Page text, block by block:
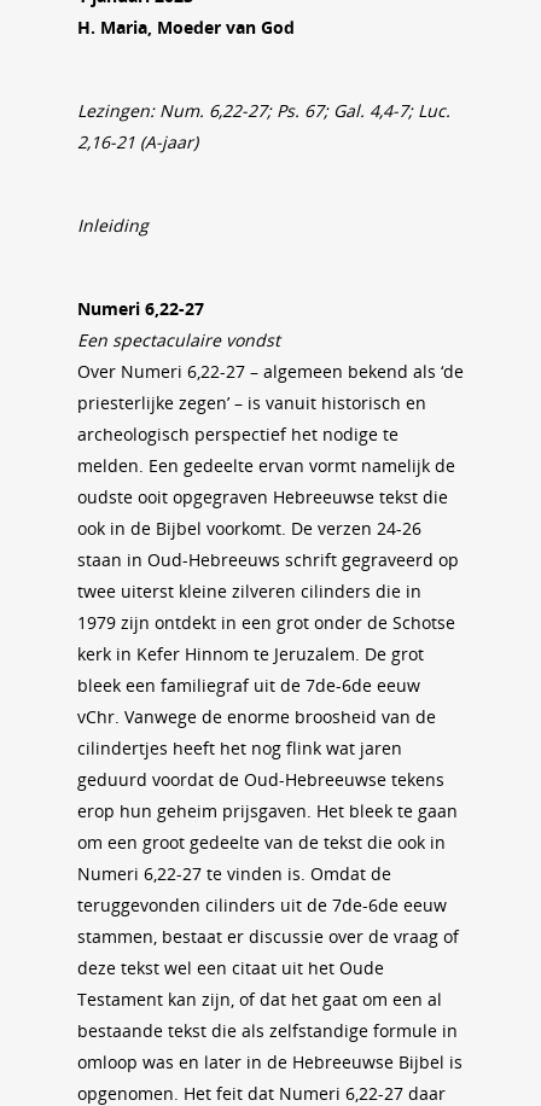
H. Maria, Moeder van God
Lezingen: Num. 6,22-27; Ps. 67; Gal. 4,4-7; Luc.
2,16-21 (A-jaar)
Inleiding
Numeri 6,22-27
Een spectaculaire vondst
Over Numeri 6,22-27 – algemeen bekend als ‘de
priesterlijke zegen’ – is vanuit historisch en
archeologisch perspectief het nodige te
melden. Een gedeelte ervan vormt namelijk de
oudste ooit opgegraven Hebreeuwse tekst die
ook in de Bijbel voorkomt. De verzen 24-26
staan in Oud-Hebreeuws schrift gegraveerd op
twee uiterst kleine zilveren cilinders die in
1979 zijn ontdekt in een grot onder de Schotse
kerk in Kefer Hinnom te Jeruzalem. De grot
bleek een familiegraf uit de 7de-6de eeuw
vChr. Vanwege de enorme broosheid van de
cilindertjes heeft het nog flink wat jaren
geduurd voordat de Oud-Hebreeuwse tekens
erop hun geheim prijsgaven. Het bleek te gaan
om een groot gedeelte van de tekst die ook in
Numeri 6,22-27 te vinden is. Omdat de
teruggevonden cilinders uit de 7de-6de eeuw
stammen, bestaat er discussie over de vraag of
deze tekst wel een citaat uit het Oude
Testament kan zijn, of dat het gaat om een al
bestaande tekst die als zelfstandige formule in
omloop was en later in de Hebreeuwse Bijbel is
opgenomen. Het feit dat Numeri 6,22-27 daar